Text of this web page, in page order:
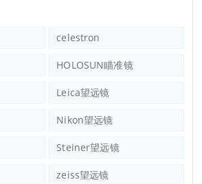
celestron
HOLOSUN瞄准镜
Leica望远镜
Nikon望远镜
Steiner望远镜
zeiss望远镜